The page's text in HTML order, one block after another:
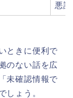
悪
ときに便利で
のない話を広
未確認情報で
しょう。